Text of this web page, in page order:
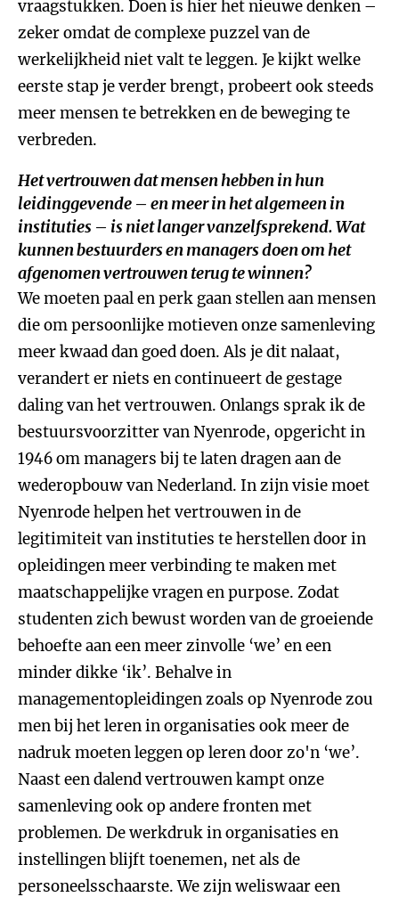
vraagstukken. Doen is hier het nieuwe denken –
zeker omdat de complexe puzzel van de
werkelijkheid niet valt te leggen. Je kijkt welke
eerste stap je verder brengt, probeert ook steeds
meer mensen te betrekken en de beweging te
verbreden.
Het vertrouwen dat mensen hebben in hun
leidinggevende – en meer in het algemeen in
instituties – is niet langer vanzelfsprekend. Wat
kunnen bestuurders en managers doen om het
afgenomen vertrouwen terug te winnen?
We moeten paal en perk gaan stellen aan mensen
die om persoonlijke motieven onze samenleving
meer kwaad dan goed doen. Als je dit nalaat,
verandert er niets en continueert de gestage
daling van het vertrouwen. Onlangs sprak ik de
bestuursvoorzitter van Nyenrode, opgericht in
1946 om managers bij te laten dragen aan de
wederopbouw van Nederland. In zijn visie moet
Nyenrode helpen het vertrouwen in de
legitimiteit van instituties te herstellen door in
opleidingen meer verbinding te maken met
maatschappelijke vragen en purpose. Zodat
studenten zich bewust worden van de groeiende
behoefte aan een meer zinvolle ‘we’ en een
minder dikke ‘ik’. Behalve in
managementopleidingen zoals op Nyenrode zou
men bij het leren in organisaties ook meer de
nadruk moeten leggen op leren door zo'n ‘we’.
Naast een dalend vertrouwen kampt onze
samenleving ook op andere fronten met
problemen. De werkdruk in organisaties en
instellingen blijft toenemen, net als de
personeelsschaarste. We zijn weliswaar een